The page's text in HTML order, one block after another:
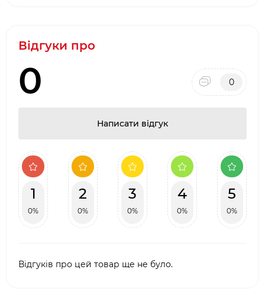
Відгуки про
0 0
Написати відгук
1
0%
2
0%
3
0%
4
0%
5
0%
Відгуків про цей товар ще не було.